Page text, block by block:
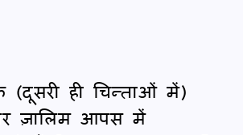
ही चिन्ताओं में)
ज़ालिम आपस में